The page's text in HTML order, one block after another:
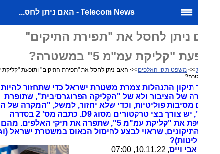
Telecom News - האם ניתן לחס...
ניתן לחסל את "תפירת התיקים"
"קליקת עמ"מ 5" במשטרה?
משפט תיקי האלפים >> האם ניתן לחסל את "תפירת התיקים" ותופעת "קליקת עמ"מ
תיקון התנהלות צמרת משטרת ישראל כדי שתחזור להיות
של הציבור ולא של "הקליקה הפרוגרסיבית", שתופרת
מסיבות פוליטיות, וכדי שלא יחזור, למשל, "המקרה של הדס
קליין", יש צורך בצי טרקטורים מסוג D9. כתבה מס' 2 בסדרה
החושפת את "קליקת עמ"מ 5", שתפרה את תיקי האלפים. מהם
שראוי לבצע לחיסול הכאוס במשטרת ישראל (וגם
אבי וייס, 10.11.22, 07:00